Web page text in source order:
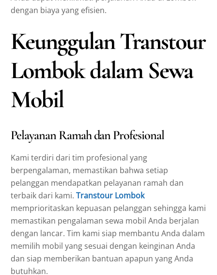
dengan biaya yang efisien.
Keunggulan Transtour
Lombok dalam Sewa
Mobil
Pelayanan Ramah dan Profesional
Kami terdiri dari tim profesional yang
berpengalaman, memastikan bahwa setiap
pelanggan mendapatkan pelayanan ramah dan
terbaik dari kami.Transtour Lombok
memprioritaskan kepuasan pelanggan sehingga kami
memastikan pengalaman sewa mobil Anda berjalan
dengan lancar. Tim kami siap membantu Anda dalam
memilih mobil yang sesuai dengan keinginan Anda
dan siap memberikan bantuan apapun yang Anda
butuhkan.